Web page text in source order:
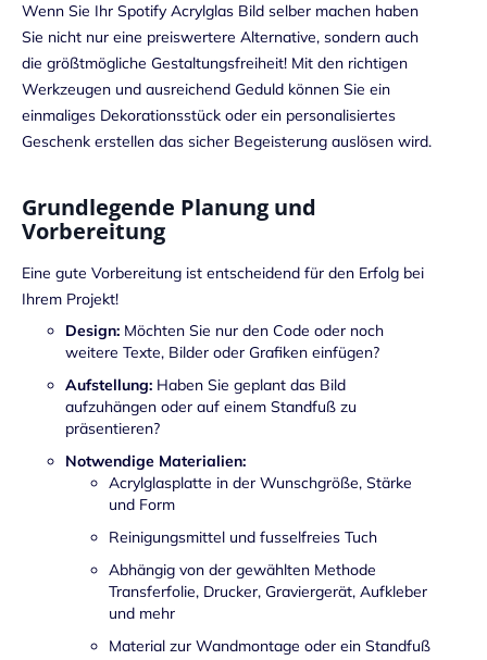
Wenn Sie Ihr Spotify Acrylglas Bild selber machen haben
Sie nicht nur eine preiswertere Alternative, sondern auch
die größtmögliche Gestaltungsfreiheit! Mit den richtigen
Werkzeugen und ausreichend Geduld können Sie ein
einmaliges Dekorationsstück oder ein personalisiertes
Geschenk erstellen das sicher Begeisterung auslösen wird.
Grundlegende Planung und
Vorbereitung
Eine gute Vorbereitung ist entscheidend für den Erfolg bei
Ihrem Projekt!
Design: Möchten Sie nur den Code oder noch
weitere Texte, Bilder oder Grafiken einfügen?
Aufstellung: Haben Sie geplant das Bild
aufzuhängen oder auf einem Standfuß zu
präsentieren?
Notwendige Materialien:
Acrylglasplatte in der Wunschgröße, Stärke
und Form
Reinigungsmittel und fusselfreies Tuch
Abhängig von der gewählten Methode
Transferfolie, Drucker, Graviergerät, Aufkleber
und mehr
Material zur Wandmontage oder ein Standfuß